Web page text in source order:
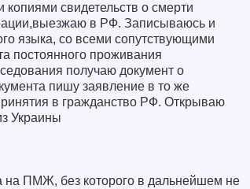
свидетельств о смерти
в РФ. Записываюсь и
языка, со всеми сопутствующими
постоянного проживания
получаю документ о
пишу заявление в то же
в гражданство РФ. Открываю
Украины
ПМЖ, без которого в дальнейшем не